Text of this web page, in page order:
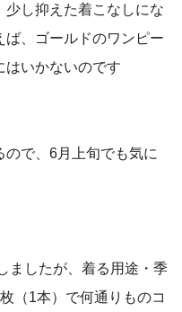
し抑えた着こなしにな
、ゴールドのワンピー
いかないのです
で、6月上旬でも気に
ましたが、着る用途・季
（1本）で何通りものコ